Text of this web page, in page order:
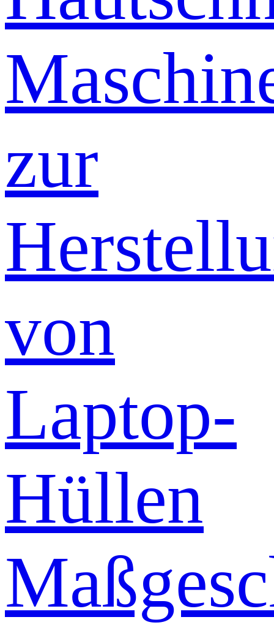
zur
von
Laptop-
Hüllen